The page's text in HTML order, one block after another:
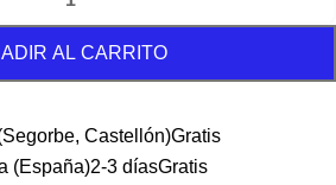
AL CARRITO
Castellón)Gratis
(España)2-3 díasGratis